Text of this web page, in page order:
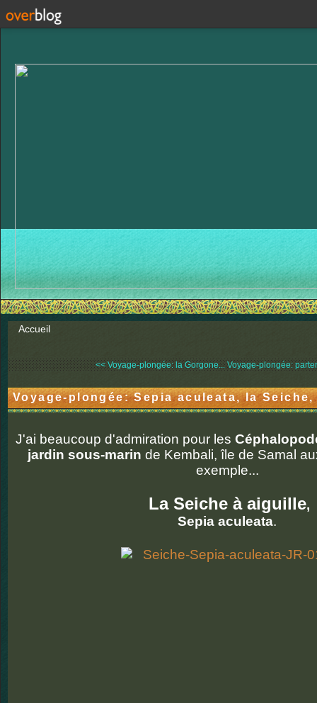
Accueil
<< Voyage-plongée: la Gorgone... Voyage-plongée:
Voyage-plongée: Sepia aculeata, la
J'ai beaucoup d'admiration pour les
jardin sous-marin de Kembali, île de Samal
exemple...
La Seiche à aiguille,
Sepia aculeata.